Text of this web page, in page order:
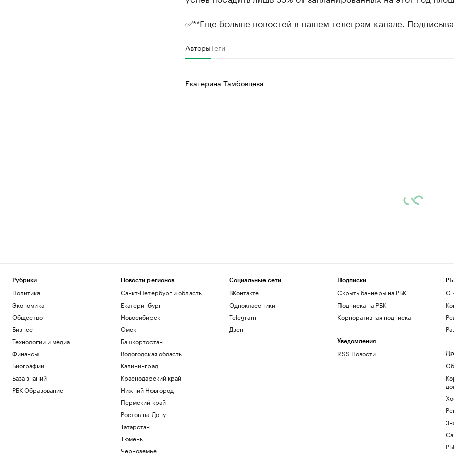
✅**Еще больше новостей в нашем телеграм-канале.
АвторыТеги
Екатерина Тамбовцева
Рубрики
Политика
Экономика
Общество
Бизнес
Технологии и медиа
Финансы
Биографии
База знаний
РБК Образование
Новости регионов
Санкт-Петербург и область
Екатеринбург
Новосибирск
Омск
Башкортостан
Вологодская область
Калининград
Краснодарский край
Нижний Новгород
Пермский край
Ростов-на-Дону
Татарстан
Тюмень
Черноземье
Социальные сети
ВКонтакте
Одноклассники
Telegram
Дзен
Подписки
Скрыть баннеры на РБК
Подписка на РБК
Корпоративная подписка
Уведомления
RSS Новости
О